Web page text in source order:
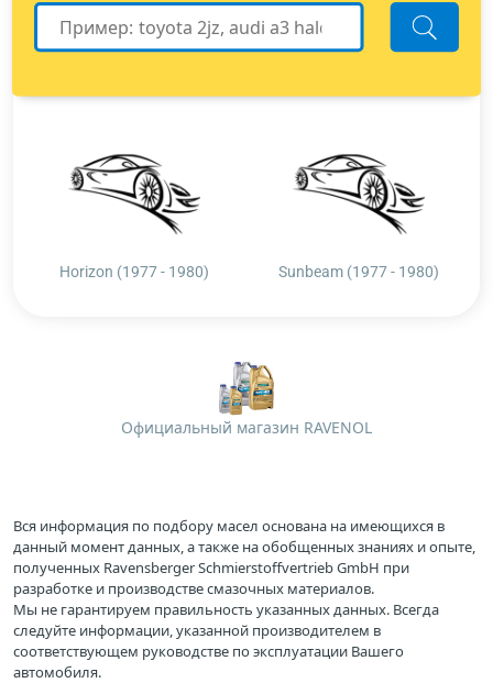
Horizon (1977 - 1980) Sunbeam (1977 - 1980)
Официальный магазин RAVENOL
Вся информация по подбору масел основана на имеющихся в
данный момент данных, а также на обобщенных знаниях и опыте,
полученных Ravensberger Schmierstoffvertrieb GmbH при
разработке и производстве смазочных материалов.
Мы не гарантируем правильность указанных данных. Всегда
следуйте информации, указанной производителем в
соответствующем руководстве по эксплуатации Вашего
автомобиля.